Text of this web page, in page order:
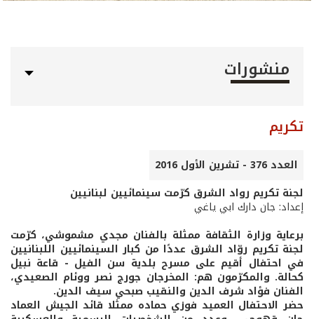
منشورات
تكريم
العدد 376 - تشرين الأول 2016
لجنة تكريم رواد الشرق كرّمت سينمائيين لبنانيين
إعداد: جان دارك ابي ياغي
برعاية وزارة الثقافة ممثلة بالفنان مجدي مشموشي، كرّمت
لجنة تكريم روّاد الشرق عددًا من كبار السينمائيين اللبنانيين
في احتفال أقيم على مسرح بلدية سن الفيل - قاعة نبيل
كحالة. والمكرّمون هم: المخرجان جورج نصر ووئام الصعيدي،
الفنان فؤاد شرف الدين والنقيب صبحي سيف الدين.
حضر الاحتفال العميد فوزي حماده ممثلا قائد الجيش العماد